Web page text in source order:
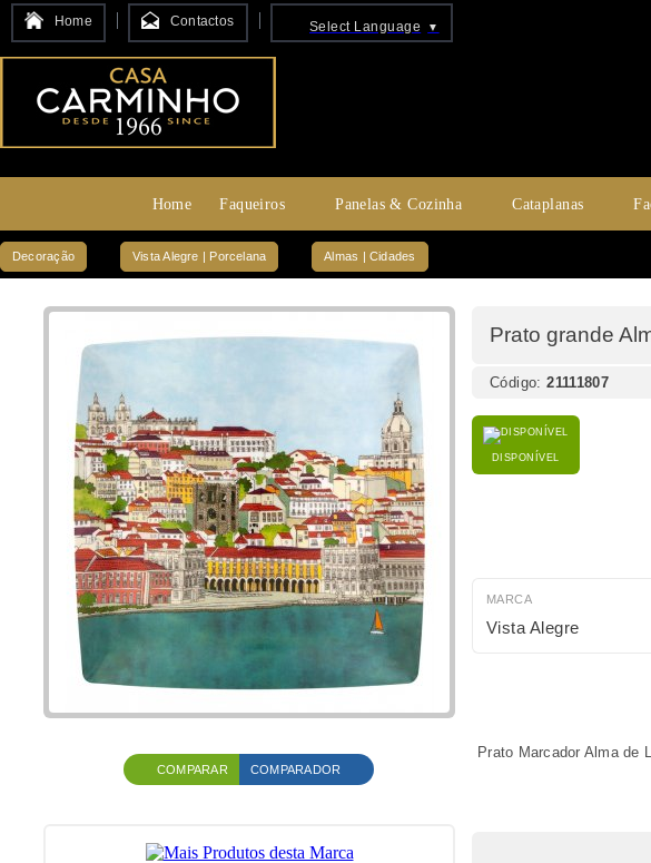
Home Contactos Select Language ▼
Home Faqueiros Panelas & Cozinha Cataplanas
Decoração Vista Alegre | Porcelana Almas | Cidades
COMPARAR COMPARADOR
Prato grande
Código:21111807
DISPONÍVEL
MARCA
Vista Alegre
Prato Marcador Alma de